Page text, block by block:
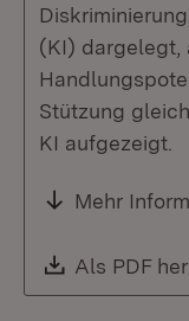
(KI) dargelegt,
Stützung
KI aufgezeigt.
Mehr
Download:
Als PDF